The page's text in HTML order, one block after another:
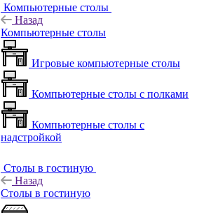
Компьютерные столы
Назад
Компьютерные столы
Игровые компьютерные столы
Компьютерные столы с полками
Компьютерные столы с
надстройкой
Столы в гостиную
Назад
Столы в гостиную